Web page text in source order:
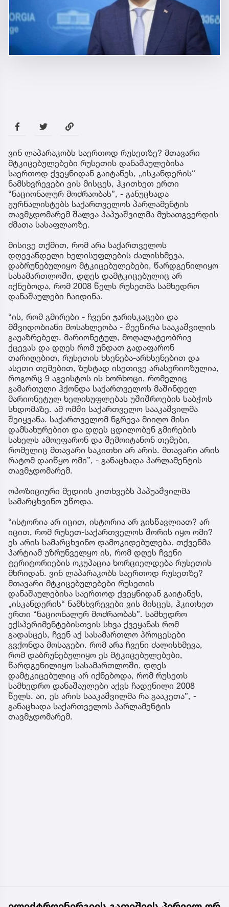
ვინ ლაპარაკობს საერთოდ რუსეთზე? მთავარი
მტკიცებულებები რუსეთის დანაშაულებისა
საერთოდ ქვეყნიდან გაიტანეს, „ისკანდერის“
ნამსხვრევები ვის მისცეს, ჰკითხეთ ერთი
“ნაციონალურ მოძრაობას”, - განუცხადა
ჟურნალისტებს საქართველოს პარლამენტის
თავმჯდომარემ შალვა პაპუაშვილმა მუხათგვერდის
ძმათა სასაფლაოზე.
მისივე თქმით, რომ არა საქართველოს
დღევანდელი ხელისუფლების ძალისხმევა,
დაბრუნებულიყო მტკიცებულებები, წარდგენილიყო
სასამართლოში, დღეს დამტკიცებულიც არ
იქნებოდა, რომ 2008 წელს რუსეთმა სამხედრო
დანაშაულები ჩაიდინა.
“ის, რომ გმირები - ჩვენი ჯარისკაცები და
მშვიდობიანი მოსახლეობა - შეეწირა სააკაშვილის
გაუაზრებელ, მარიონეტულ, მოღალატეობრივ
ქცევას და დღეს რომ უნდათ გადაფარონ
თარიღებით, რუსეთის ხსენება-არხსენებით და
ასეთი თემებით, ზუსტად ისეთივე არასერიოზულია,
როგორც 9 აგვისტოს ის ხორხოცი, რომელიც
გამართული ჰქონდა საქართველოს მაშინდელ
მარიონეტულ ხელისუფლებას უშიშროების საბჭოს
სხდომაზე. ამ ომში საქართველო სააკაშვილმა
შეიყვანა. საქართველომ ნგრევა მიიღო მისი
დამსახურებით და დღეს ცდილობენ გმირების
სახელს ამოეფარონ და შემოიტანონ თემები,
რომელიც მთავარი საკითხი არ არის. მთავარი არის
რატომ დაიწყო ომი”, - განაცხადა პარლამენტის
თავმჯდომარემ.
ოპოზიციური მედიის კითხვებს პაპუაშვილმა
სამარცხვინო უწოდა.
“ისტორია არ იცით, ისტორია არ გისწავლიათ? არ
იცით, რომ რუსეთ-საქართველოს შორის იყო ომი?
ეს არის სამარცხვინო დამოკიდებულება. თქვენმა
პარტიამ უზრუნველყო ის, რომ დღეს ჩვენი
ტერიტორიების ოკუპაცია ხორციელდება რუსეთის
მხრიდან. ვინ ლაპარაკობს საერთოდ რუსეთზე?
მთავარი მტკიცებულებები რუსეთის
დანაშაულებისა საერთოდ ქვეყნიდან გაიტანეს,
„ისკანდერის“ ნამსხვრევები ვის მისცეს, ჰკითხეთ
ერთი “ნაციონალურ მოძრაობას”. სამხედრო
ექსპერიმენტებისთვის სხვა ქვეყანას რომ
გადასცეს, ჩვენ აქ სასამართლო პროცესები
გვქონდა მოსაგები. რომ არა ჩვენი ძალისხმევა,
რომ დაბრუნებულიყო ეს მტკიცებულებები,
წარდგენილიყო სასამართლოში, დღეს
დამტკიცებულიც არ იქნებოდა, რომ რუსეთს
სამხედრო დანაშაულები აქვს ჩადენილი 2008
წელს. აი, ეს არის სააკაშვილმა რა გააკეთა”, -
განაცხადა საქართველოს პარლამენტის
თავმჯდომარემ.